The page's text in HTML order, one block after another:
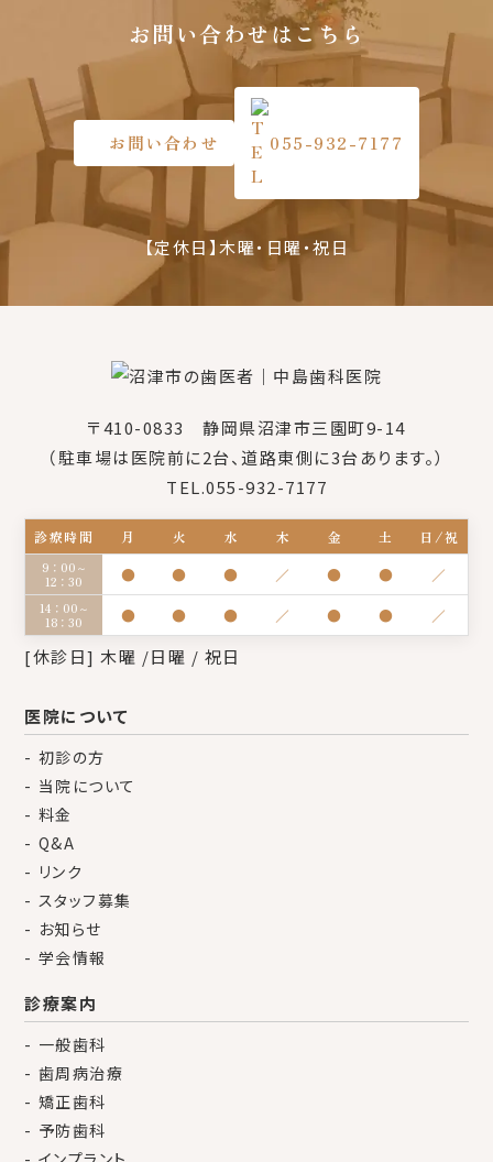
お問い合わせはこちら
お問い合わせ 055-932-7177
【定休日】木曜・日曜・祝日
〒410-0833 静岡県沼津市三園町9-14
（駐車場は医院前に2台、道路東側に3台あります。）
TEL.055-932-7177
診療時間 月 火 水 木 金 土 日/祝
9：00～
12：30
● ● ● ／ ● ● ／
14：00～
18：30
● ● ● ／ ● ● ／
[休診日] 木曜 /日曜 / 祝日
医院について
初診の方
当院について
料金
Q&A
リンク
スタッフ募集
お知らせ
学会情報
診療案内
一般歯科
歯周病治療
矯正歯科
予防歯科